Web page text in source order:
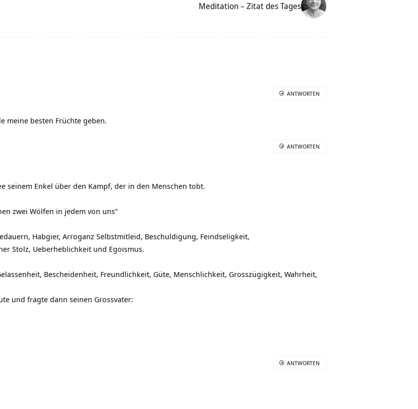
Meditation – Zitat des Tages
meine besten Früchte geben.
ANTWORTEN
seinem Enkel über den Kampf, der in den Menschen tobt.
zwei Wölfen in jedem von uns“
Habgier, Arroganz Selbstmitleid, Beschuldigung, Feindseligkeit,
Stolz, Ueberheblichkeit und Egoismus.
Bescheidenheit, Freundlichkeit, Güte, Menschlichkeit, Grosszügigkeit, Wahrheit,
und fragte dann seinen Grossvater:
ANTWORTEN
ANTWORTEN